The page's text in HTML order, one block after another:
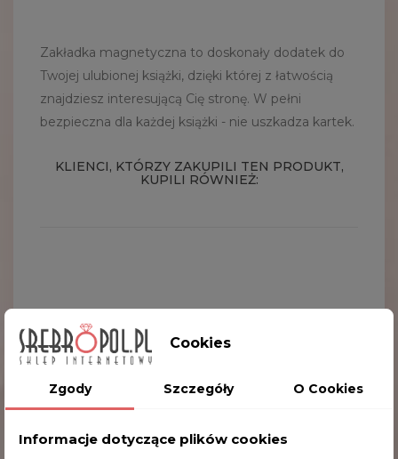
Zakładka magnetyczna to doskonały dodatek do
Twojej ulubionej książki, dzięki której z łatwością
znajdziesz interesującą Cię stronę. W pełni
bezpieczna dla każdej książki - nie uszkadza kartek.
KLIENCI, KTÓRZY ZAKUPILI TEN PRODUKT,
KUPILI RÓWNIEŻ:
Cookies
Zgody Szczegóły O Cookies
Informacje dotyczące plików cookies